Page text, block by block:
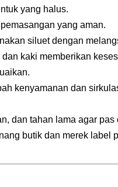
yang halus.
yang aman.
siluet dengan
kaki memberikan
kenyamanan dan
dan tahan lama agar pas
butik dan merek label